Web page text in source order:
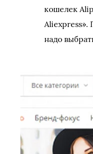
кошелек
Aliexpress».
надо